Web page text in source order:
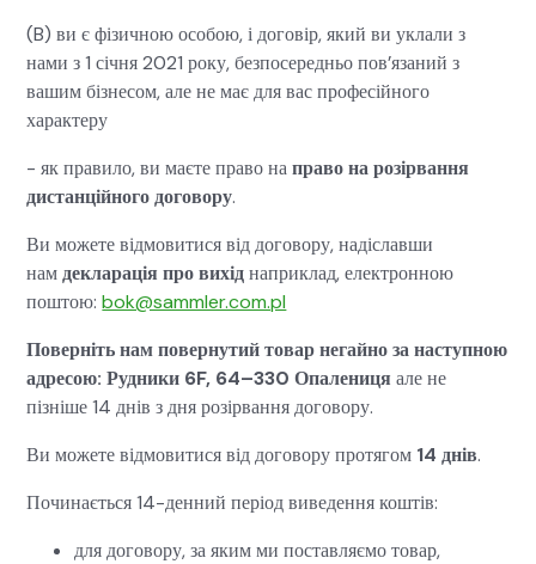
(B) ви є фізичною особою, і договір, який ви уклали з
нами з 1 січня 2021 року, безпосередньо пов’язаний з
вашим бізнесом, але не має для вас професійного
характеру
- як правило, ви маєте право направо на розірвання
дистанційного договору.
Ви можете відмовитися від договору, надіславши
намдекларація про вихіднаприклад, електронною
поштою:bok@sammler.com.pl
Поверніть нам повернутий товар негайно за наступною
адресою: Рудники 6F, 64–330 Опаленицяале не
пізніше 14 днів з дня розірвання договору.
Ви можете відмовитися від договору протягом 14 днів.
Починається 14-денний період виведення коштів:
для договору, за яким ми поставляємо товар,